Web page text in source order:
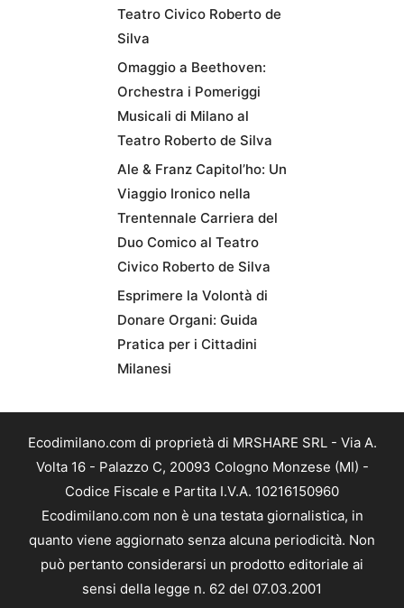
Teatro Civico Roberto de
Silva
Omaggio a Beethoven:
Orchestra i Pomeriggi
Musicali di Milano al
Teatro Roberto de Silva
Ale & Franz Capitol’ho: Un
Viaggio Ironico nella
Trentennale Carriera del
Duo Comico al Teatro
Civico Roberto de Silva
Esprimere la Volontà di
Donare Organi: Guida
Pratica per i Cittadini
Milanesi
Ecodimilano.com di proprietà di MRSHARE SRL - Via A.
Volta 16 - Palazzo C, 20093 Cologno Monzese (MI) -
Codice Fiscale e Partita I.V.A. 10216150960
Ecodimilano.com non è una testata giornalistica, in
quanto viene aggiornato senza alcuna periodicità. Non
può pertanto considerarsi un prodotto editoriale ai
sensi della legge n. 62 del 07.03.2001